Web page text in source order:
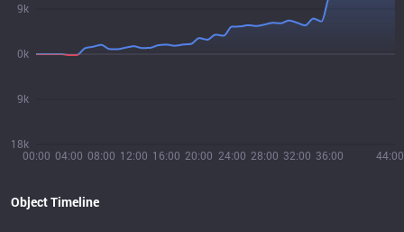
00:00 04:00 08:00 12:00 16:00 20:00 24:00 28:00 32:00 36:00 44:00
18k
9k
0k
9k
Object Timeline